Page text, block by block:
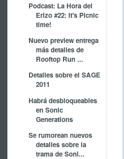
Podcast: La Hora del
Erizo #22: It's Picnic
time!
Nuevo preview entrega
más detalles de
Rooftop Run ...
Detalles sobre el SAGE
2011
Habrá desbloqueables
en Sonic
Generations
Se rumorean nuevos
detalles sobre la
trama de Soni...